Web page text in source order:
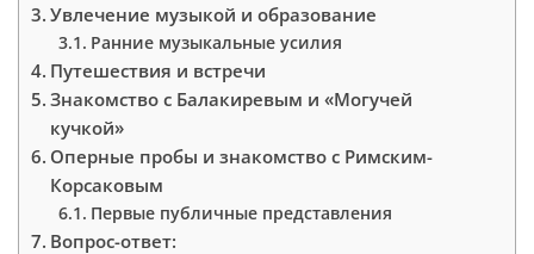
Увлечение музыкой и образование
Ранние музыкальные усилия
Путешествия и встречи
Знакомство с Балакиревым и «Могучей
кучкой»
Оперные пробы и знакомство с Римским-
Корсаковым
Первые публичные представления
Вопрос-ответ: